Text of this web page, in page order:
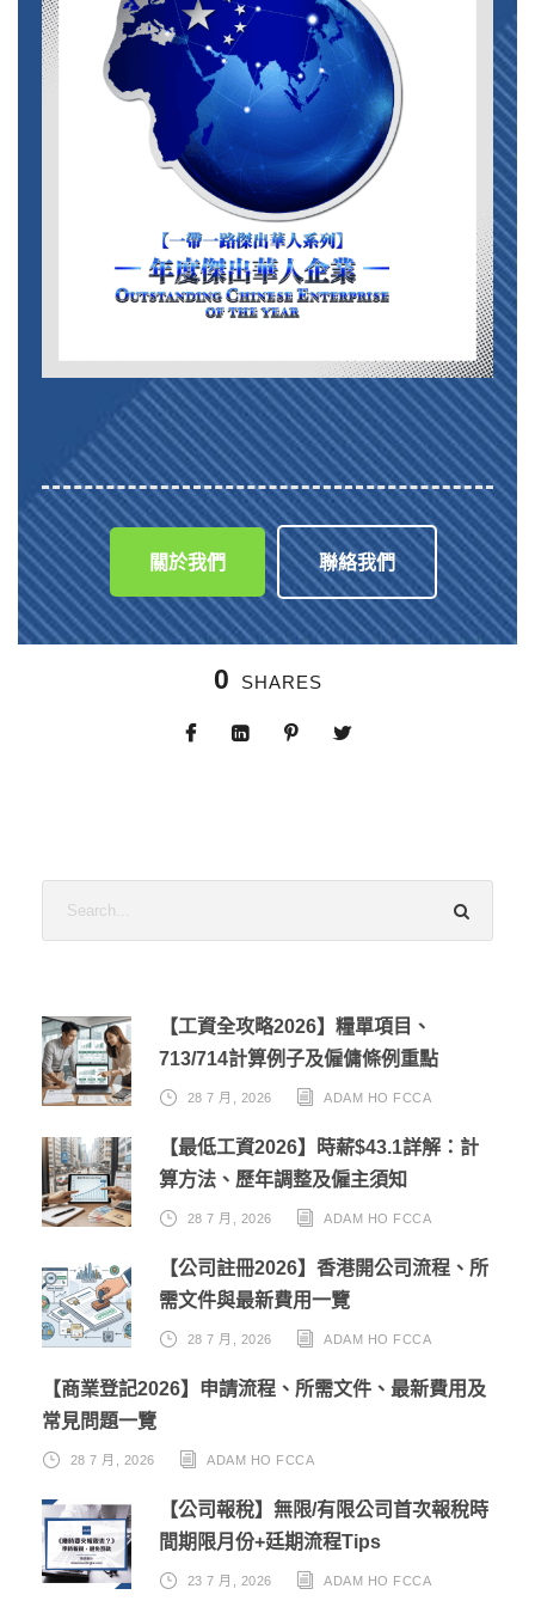
關於我們 聯絡我們
0 SHARES
【工資全攻略2026】糧單項目、
713/714計算例子及僱傭條例重點
28 7 月, 2026 ADAM HO FCCA
【最低工資2026】時薪$43.1詳解：計
算方法、歷年調整及僱主須知
28 7 月, 2026 ADAM HO FCCA
【公司註冊2026】香港開公司流程、所
需文件與最新費用一覽
28 7 月, 2026 ADAM HO FCCA
【商業登記2026】申請流程、所需文件、最新費用及
常見問題一覽
28 7 月, 2026 ADAM HO FCCA
【公司報稅】無限/有限公司首次報稅時
間期限月份+廷期流程Tips
23 7 月, 2026 ADAM HO FCCA